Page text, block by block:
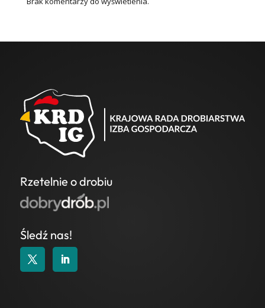
Rzetelnie o drobiu
Śledź nas!